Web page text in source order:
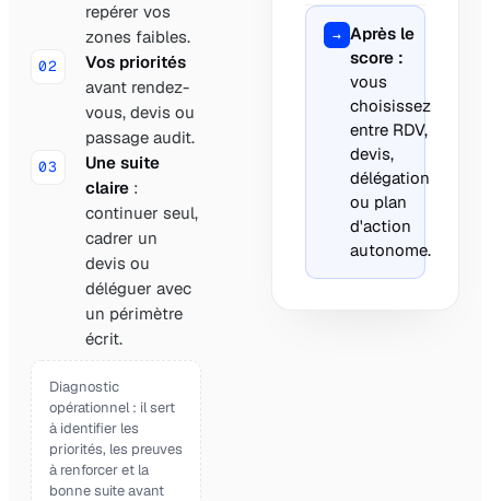
repérer vos
zones faibles.
02
Vos priorités
avant rendez-
vous, devis ou
passage audit.
03
Une suite
claire :
continuer seul,
cadrer un
devis ou
déléguer avec
un périmètre
écrit.
Diagnostic
opérationnel : il sert
à identifier les
priorités, les preuves
à renforcer et la
bonne suite avant
→ Après le
score :
vous
choisissez
entre RDV,
devis,
délégation
ou plan
d'action
autonome.